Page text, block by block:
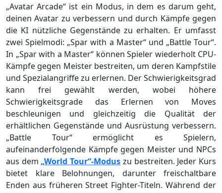
„Avatar Arcade“ ist ein Modus, in dem es darum geht,
deinen Avatar zu verbessern und durch Kämpfe gegen
die KI nützliche Gegenstände zu erhalten. Er umfasst
zwei Spielmodi: „Spar with a Master“ und „Battle Tour“.
In „Spar with a Master“ können Spieler wiederholt CPU-
Kämpfe gegen Meister bestreiten, um deren Kampfstile
und Spezialangriffe zu erlernen. Der Schwierigkeitsgrad
kann frei gewählt werden, wobei höhere
Schwierigkeitsgrade das Erlernen von Moves
beschleunigen und gleichzeitig die Qualität der
erhältlichen Gegenstände und Ausrüstung verbessern.
„Battle Tour“ ermöglicht es Spielern,
aufeinanderfolgende Kämpfe gegen Meister und NPCs
aus dem „World Tour“-Modus zu bestreiten. Jeder Kurs
bietet klare Belohnungen, darunter freischaltbare
Enden aus früheren Street Fighter-Titeln. Während der